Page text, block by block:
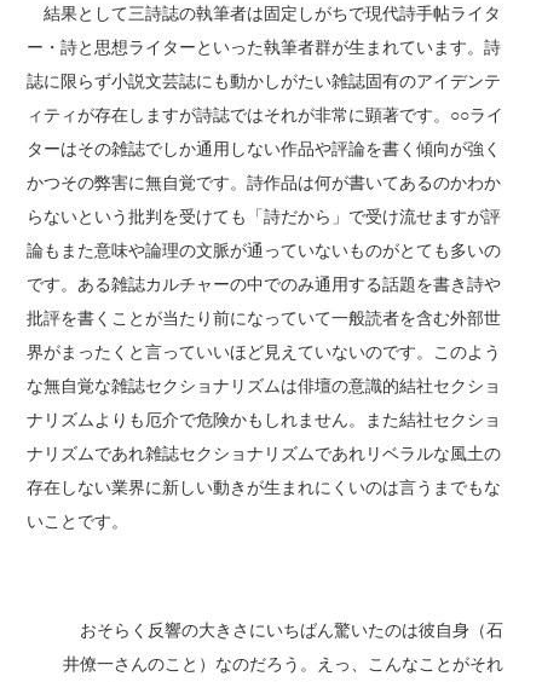
結果として三詩誌の執筆者は固定しがちで現代詩手帖ライタ
ー・詩と思想ライターといった執筆者群が生まれています。詩
誌に限らず小説文芸誌にも動かしがたい雑誌固有のアイデンテ
ィティが存在しますが詩誌ではそれが非常に顕著です。○○ライ
ターはその雑誌でしか通用しない作品や評論を書く傾向が強く
かつその弊害に無自覚です。詩作品は何が書いてあるのかわか
らないという批判を受けても「詩だから」で受け流せますが評
論もまた意味や論理の文脈が通っていないものがとても多いの
です。ある雑誌カルチャーの中でのみ通用する話題を書き詩や
批評を書くことが当たり前になっていて一般読者を含む外部世
界がまったくと言っていいほど見えていないのです。このよう
な無自覚な雑誌セクショナリズムは俳壇の意識的結社セクショ
ナリズムよりも厄介で危険かもしれません。また結社セクショ
ナリズムであれ雑誌セクショナリズムであれリベラルな風土の
存在しない業界に新しい動きが生まれにくいのは言うまでもな
いことです。
おそらく反響の大きさにいちばん驚いたのは彼自身（石
井僚一さんのこと）なのだろう。えっ、こんなことがそれ